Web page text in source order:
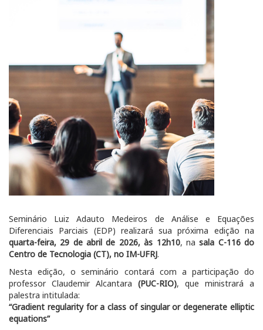
Seminário Luiz Adauto Medeiros de Análise e Equações
Diferenciais Parciais (EDP) realizará sua próxima edição na
quarta-feira, 29 de abril de 2026, às 12h10, nasala C-116 do
Centro de Tecnologia (CT), no IM-UFRJ.
Nesta edição, o seminário contará com a participação do
professor Claudemir Alcantara (PUC-RIO), que ministrará a
palestra intitulada:
“Gradient regularity for a class of singular or degenerate elliptic
equations”